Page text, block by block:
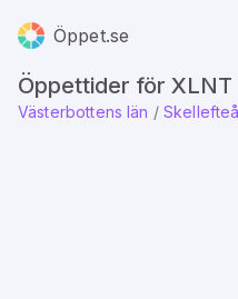
Öppet.se
Öppettider för
Västerbottens län / Skellefteå